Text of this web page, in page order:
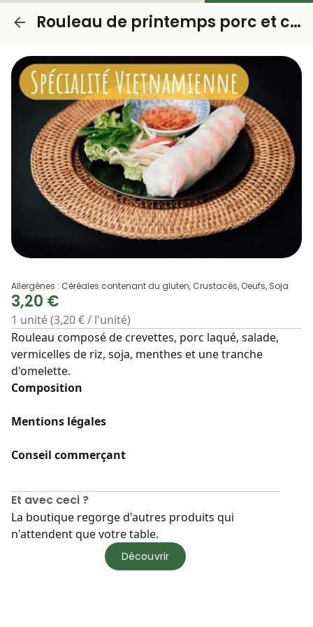
Rouleau de printemps porc et crevettes
Allergènes : Céréales contenant du gluten, Crustacés, Oeufs, Soja
3,20 €
1 unité (3,20 € / l'unité)
Rouleau composé de crevettes, porc laqué, salade,
vermicelles de riz, soja, menthes et une tranche
d'omelette.
Composition
Mentions légales
Conseil commerçant
Et avec ceci ?
La boutique regorge d'autres produits qui
n'attendent que votre table.
Découvrir